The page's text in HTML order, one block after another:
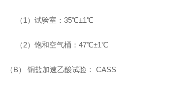
（1）试验室：35℃±1℃
（2）饱和空气桶：47℃±1℃
（B） 铜盐加速乙酸试验： CASS